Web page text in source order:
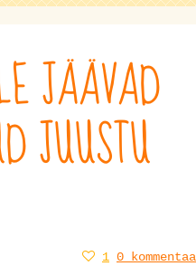
JÄÄVAD
JUUSTU
1 0